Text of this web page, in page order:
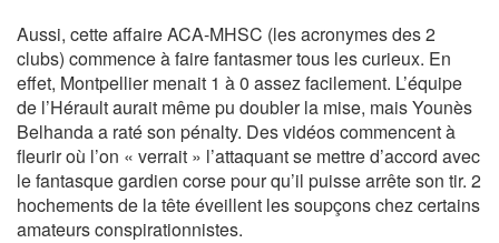
Aussi, cette affaire ACA-MHSC (les acronymes des 2
clubs) commence à faire fantasmer tous les curieux. En
effet, Montpellier menait 1 à 0 assez facilement. L’équipe
de l’Hérault aurait même pu doubler la mise, mais Younès
Belhanda a raté son pénalty. Des vidéos commencent à
fleurir où l’on « verrait » l’attaquant se mettre d’accord avec
le fantasque gardien corse pour qu’il puisse arrête son tir. 2
hochements de la tête éveillent les soupçons chez certains
amateurs conspirationnistes.